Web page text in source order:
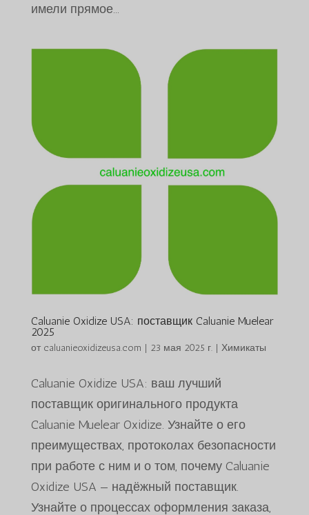
имели прямое...
Caluanie Oxidize USA: поставщик Caluanie Muelear
2025
от caluanieoxidizeusa.com | 23 мая 2025 г.| Химикаты
Caluanie Oxidize USA: ваш лучший
поставщик оригинального продукта
Caluanie Muelear Oxidize. Узнайте о его
преимуществах, протоколах безопасности
при работе с ним и о том, почему Caluanie
Oxidize USA — надёжный поставщик.
Узнайте о процессах оформления заказа,